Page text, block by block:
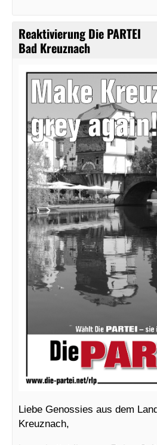
Reaktivierung Die PARTEI
Bad Kreuznach
Liebe Genossies aus dem
Kreuznach,